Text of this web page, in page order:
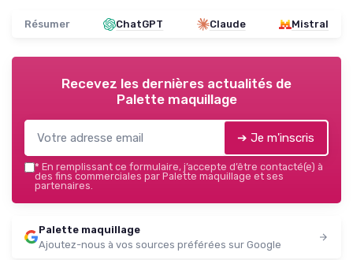
Résumer ChatGPT Claude Mistral
Recevez les dernières actualités de
Palette maquillage
➔ Je m'inscris
* En remplissant ce formulaire, j’accepte d’être contacté(e) à
des fins commerciales par Palette maquillage et ses
partenaires.
Palette maquillage
Ajoutez-nous à vos sources préférées sur Google